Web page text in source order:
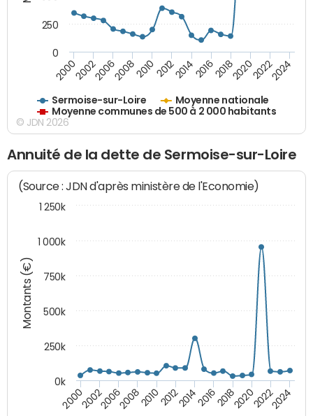
Sermoise-sur-Loire
Moyenne nationale
Moyenne communes de 500 à 2 000 habitants
200020022006200820102012201420162018202020222024
0
250
© JDN 2026
Annuité de la dette de Sermoise-sur-Loire
Montants (€)
(Source : JDN d'après ministère de l'Economie)
200020022006200820102012201420162018202020222024
0k
250k
500k
750k
1 000k
1 250k